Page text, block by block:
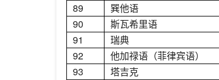
89
巽他语
90
斯瓦希里语
91
瑞典
92
他加禄语（菲律宾语）
93
塔吉克